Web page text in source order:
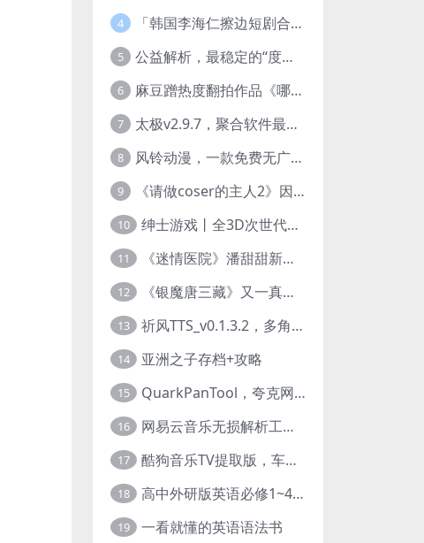
4 「韩国李海仁擦边短剧合集【15部中字54部原版】
5 公益解析，最稳定的“度盘”直链解析站，突破速度限制
6 麻豆蹭热度翻拍作品《哪吒之淫邪三龙女大战真阳魔童》 已上线
7 太极v2.9.7，聚合软件最新版，25+源也非常猛了！
8 风铃动漫，一款免费无广告的电脑端追番神器！
9 《请做coser的主人2》因“C度大”被Steam下架的真人美女互动游戏！
10 绅士游戏丨全3D次世代的黄油大作， 细腻逼真的双人互动狂想曲！
11 《迷情医院》潘甜甜新作？有点刺激的真人美女互动游戏
12 《银魔唐三藏》又一真人美女互动游戏，堪比M豆！
13 祈风TTS_v0.1.3.2，多角色Ai配音神器，丰富的热门音色
14 亚洲之子存档+攻略
15 QuarkPanTool，夸克网盘链接批量转存、分享和下载工具
16 网易云音乐无损解析工具，超清母带音质免费下载
17 酷狗音乐TV提取版，车机+安卓+TV三端会员互通
18 高中外研版英语必修1~4+考试技巧78讲全套视频
19 一看就懂的英语语法书